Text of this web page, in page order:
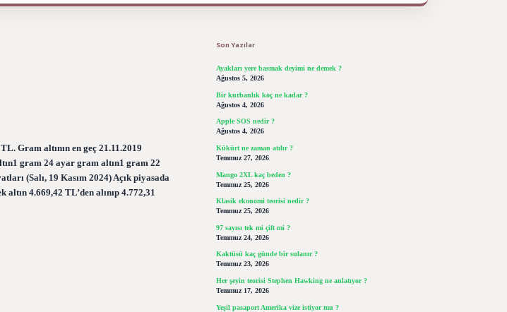
Gram altının en geç 21.11.2019
gram 24 ayar gram altın1 gram 22
(Salı, 19 Kasım 2024) Açık piyasada
4.669,42 TL’den alınıp 4.772,31
Son Yazılar
Ayakları yere basmak deyimi ne demek ?
Ağustos 5, 2026
Bir kurbanlık koç ne kadar ?
Ağustos 4, 2026
Apple SOS nedir ?
Ağustos 4, 2026
Kükürt ne zaman atılır ?
Temmuz 27, 2026
Mango 2XL kaç beden ?
Temmuz 25, 2026
Klasik ekonomi teorisi nedir ?
Temmuz 25, 2026
97 sayısı tek mi çift mi ?
Temmuz 24, 2026
Kaktüsü kaç günde bir sulanır ?
Temmuz 23, 2026
Her şeyin teorisi Stephen Hawking ne anlatıyor ?
Temmuz 17, 2026
Yeşil pasaport Amerika vize istiyor mu ?